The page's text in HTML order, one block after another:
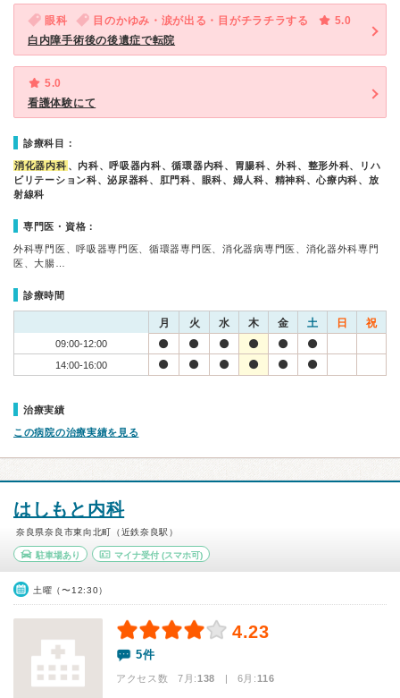
眼科 目のかゆみ・涙が出る・目がチラチラする
5.0
白内障手術後の後遺症で転院
5.0
看護体験にて
診療科目：
消化器内科 、内科、呼吸器内科、循環器内科、胃腸科、外科、整形外科、リハ
ビリテーション科、泌尿器科、肛門科、眼科、婦人科、精神科、心療内科、放
射線科
専門医・資格：
外科専門医、呼吸器専門医、循環器専門医、消化器病専門医、消化器外科専門
医、大腸…
診療時間
月 火 水 木 金 土 日 祝
09:00-12:00
14:00-16:00
治療実績
この病院の治療実績を見る
はしもと内科
奈良県奈良市東向北町（近鉄奈良駅）
駐車場あり マイナ受付(スマホ可)
土曜（〜12:30）
4.23
5件
アクセス数 7月:138 | 6月:116